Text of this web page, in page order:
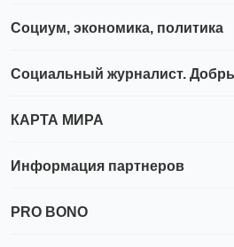
Социум, экономика, политика
Социальный журналист.
КАРТА МИРА
Информация партнеров
PRO BONO